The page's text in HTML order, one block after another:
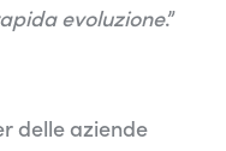
evoluzione.”
delle aziende